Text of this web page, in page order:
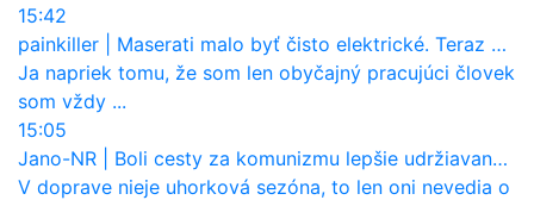
15:42
painkiller
Maserati malo byť čisto elektrické. Teraz zisťuje, že potrebuje nový osemvalcový motor
Ja napriek tomu, že som len obyčajný pracujúci človek
som vždy ...
15:05
Jano-NR
Boli cesty za komunizmu lepšie udržiavané ako dnes?
V doprave nieje uhorková sezóna, to len oni nevedia o